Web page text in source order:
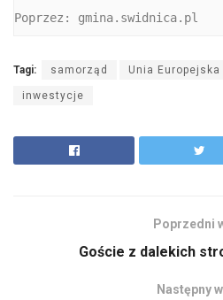
Poprzez: gmina.swidnica.pl
Tagi: samorząd Unia Europejska
inwestycje
Poprzedni
Goście z dalekich
Następny